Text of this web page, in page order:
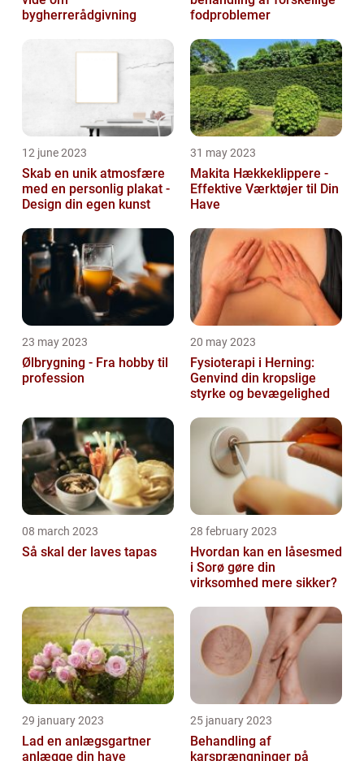
bygherrerådgivning
fodproblemer
12 june 2023
Skab en unik atmosfære
med en personlig plakat -
Design din egen kunst
31 may 2023
Makita Hækkeklippere -
Effektive Værktøjer til Din
Have
23 may 2023
Ølbrygning - Fra hobby til
profession
20 may 2023
Fysioterapi i Herning:
Genvind din kropslige
styrke og bevægelighed
08 march 2023
Så skal der laves tapas
28 february 2023
Hvordan kan en låsesmed
i Sorø gøre din
virksomhed mere sikker?
29 january 2023
Lad en anlægsgartner
anlægge din have
25 january 2023
Behandling af
karsprængninger på